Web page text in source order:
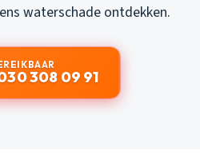
waterschade ontdekken.
308 09 91